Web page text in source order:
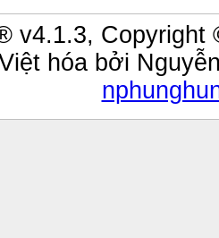
v4.1.3, Copyright
hóa bởi